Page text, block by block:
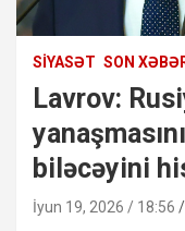
SIYASƏT SON
Lavrov:
biləcəyini
İyun 19, 2026 / 18:56